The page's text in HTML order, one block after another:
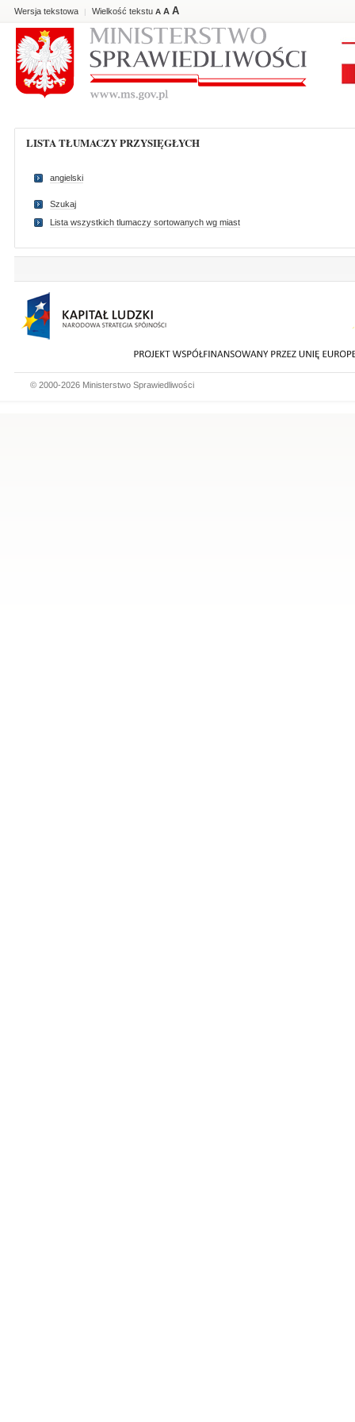
Wersja tekstowa | Wielkość tekstu A A A
LISTA TŁUMACZY PRZYSIĘGŁYCH
angielski
Szukaj
Lista wszystkich tlumaczy sortowanych wg miast
© 2000-2026 Ministerstwo Sprawiedliwości